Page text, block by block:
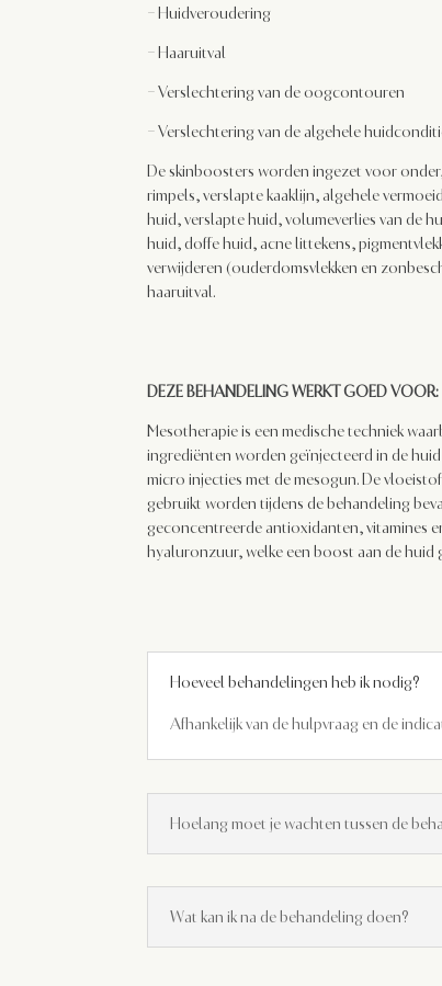
– Huidveroudering
– Haaruitval
– Verslechtering van de oogcontouren
– Verslechtering van de algehele
De skinboosters worden ingezet voor
rimpels, verslapte kaaklijn, algehele
huid, verslapte huid, volumeverlies van de
huid, doffe huid, acne littekens,
verwijderen (ouderdomsvlekken en
haaruitval.
DEZE BEHANDELING WERKT GOED VOOR:
Mesotherapie is een medische techniek
ingrediënten worden geïnjecteerd in de
micro injecties met de mesogun. De
gebruikt worden tijdens de behandeling
geconcentreerde antioxidanten, vitamines
hyaluronzuur, welke een boost aan de huid
Hoeveel behandelingen heb ik nodig?
Afhankelijk van de hulpvraag en de
Hoelang moet je wachten tussen de
Wat kan ik na de behandeling doen?